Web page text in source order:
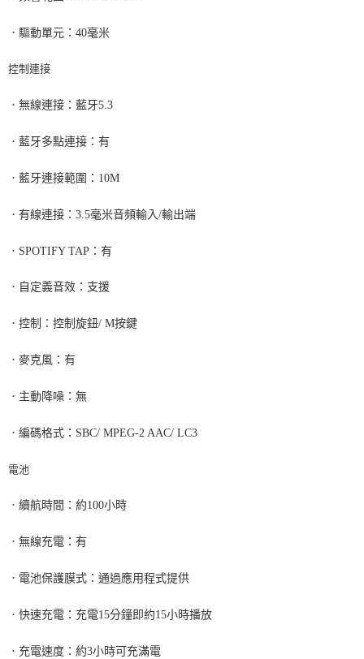
． 驅動單元： 40毫米
控制連接
． 無線連接：藍牙5.3
． 藍牙多點連接：有
． 藍牙連接範圍： 10M
． 有線連接： 3.5毫米音頻輸入 /輸出端
． SPOTIFY TAP ：有
． 自定義音效：支援
． 控制：控制旋鈕/ M按鍵
． 麥克風：有
． 主動降噪：無
． 編碼格式： SBC/ MPEG-2 AAC/ LC3
電池
． 續航時間：約100小時
． 無線充電：有
． 電池保護膜式：通過應用程式提供
． 快速充電：充電15分鐘即約15小時播放
． 充電速度：約3小時可充滿電